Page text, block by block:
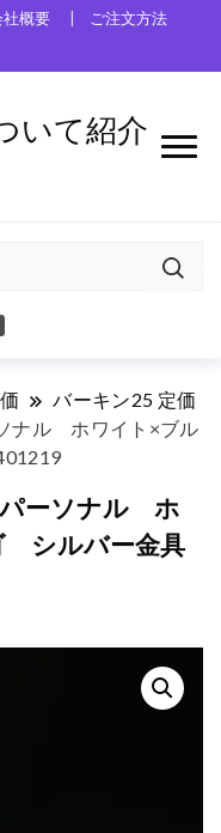
概要
ご注文方法
いて紹介
バーキン25 定価
ナル ホワイト×ブル
パーソナル ホ
シルバー金具